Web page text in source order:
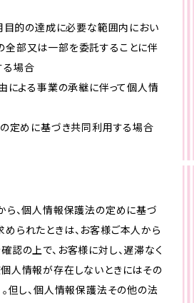
用目的の達成に必要な範囲内におい
全部又は一部を委託することに伴
る場合
由による事業の承継に伴って個人情
の定めに基づき共同利用する場合
ら、個人情報保護法の定めに基づ
られたときは、お客様ご本人から
認の上で、お客様に対し、遅滞なく
人情報が存在しないときにはその
。但し、個人情報保護法その他の法